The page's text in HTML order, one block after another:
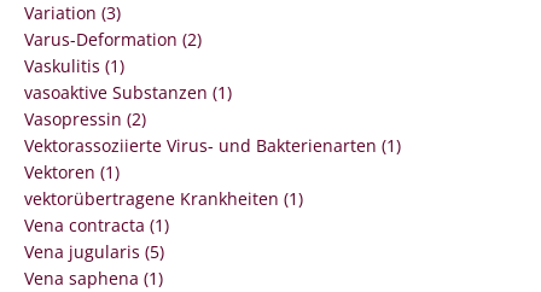
Variation (3)
Varus-Deformation (2)
Vaskulitis (1)
vasoaktive Substanzen (1)
Vasopressin (2)
Vektorassoziierte Virus- und Bakterienarten (1)
Vektoren (1)
vektorübertragene Krankheiten (1)
Vena contracta (1)
Vena jugularis (5)
Vena saphena (1)